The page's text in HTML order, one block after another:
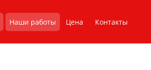
Наши работы Цена Контакты